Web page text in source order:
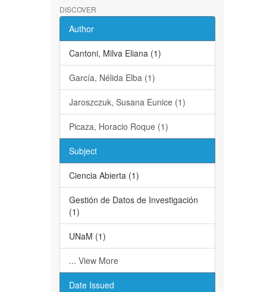
DISCOVER
Author
Cantoni, Milva Eliana (1)
García, Nélida Elba (1)
Jaroszczuk, Susana Eunice (1)
Picaza, Horacio Roque (1)
Subject
Ciencia Abierta (1)
Gestión de Datos de Investigación
(1)
UNaM (1)
... View More
Date Issued